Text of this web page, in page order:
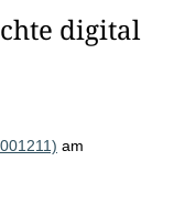
digital
am